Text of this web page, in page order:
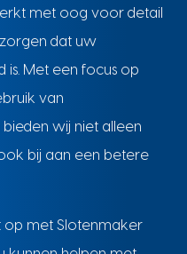
met oog voor detail
dat uw
is. Met een focus op
van
wij niet alleen
bij aan een betere
met Slotenmaker